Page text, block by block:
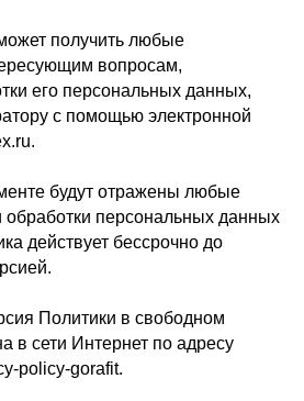
получить любые
вопросам,
его персональных данных,
с помощью электронной
будут отражены любые
обработки персональных данных
действует бессрочно до
Политики в свободном
в сети Интернет по адресу
policy-gorafit.